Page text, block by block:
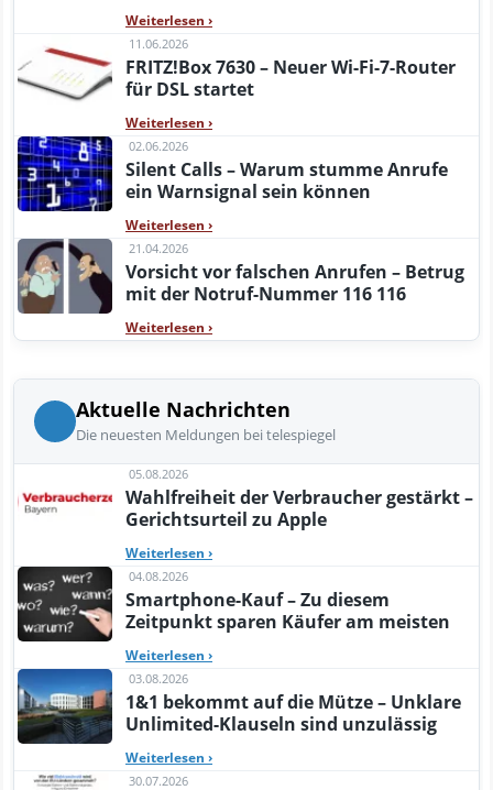
Weiterlesen ›
11.06.2026
FRITZ!Box 7630 – Neuer Wi-Fi-7-Router
für DSL startet
Weiterlesen ›
02.06.2026
Silent Calls – Warum stumme Anrufe
ein Warnsignal sein können
Weiterlesen ›
21.04.2026
Vorsicht vor falschen Anrufen – Betrug
mit der Notruf-Nummer 116 116
Weiterlesen ›
Aktuelle Nachrichten
Die neuesten Meldungen bei telespiegel
05.08.2026
Wahlfreiheit der Verbraucher gestärkt –
Gerichtsurteil zu Apple
Weiterlesen ›
04.08.2026
Smartphone-Kauf – Zu diesem
Zeitpunkt sparen Käufer am meisten
Weiterlesen ›
03.08.2026
1&1 bekommt auf die Mütze – Unklare
Unlimited-Klauseln sind unzulässig
Weiterlesen ›
30.07.2026